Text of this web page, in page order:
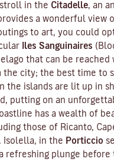
in the Citadelle, an
a wonderful view
to art, you could
Iles Sanguinaires
that can be reached
the city; the best time to
the islands are lit up in
putting on an
has a wealth of
those of Ricanto,
Isolella, in the Porticcio
refreshing plunge before